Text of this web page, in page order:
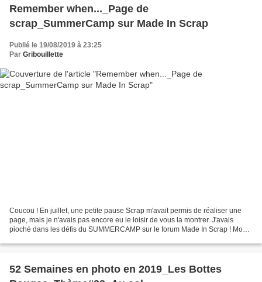
Remember when..._Page de
scrap_SummerCamp sur Made In Scrap
Publié le 19/08/2019 à 23:25
Par Gribouillette
Coucou ! En juillet, une petite pause Scrap m'avait permis de réaliser une
page, mais je n'avais pas encore eu le loisir de vous la montrer. J'avais
pioché dans les défis du SUMMERCAMP sur le forum Made In Scrap ! Mon
52 Semaines en photo en 2019_Les Bottes